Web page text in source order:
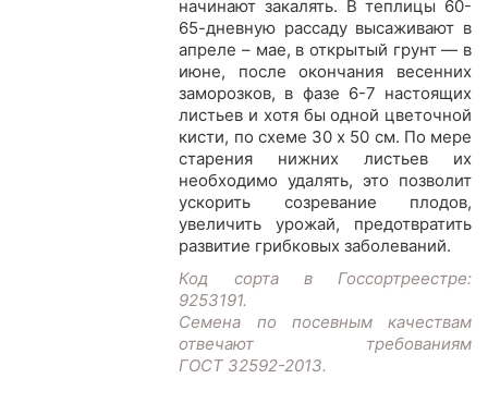
начинают закалять. В теплицы 60-
65-дневную рассаду высаживают в
апреле – мае, в открытый грунт — в
июне, после окончания весенних
заморозков, в фазе 6-7 настоящих
листьев и хотя бы одной цветочной
кисти, по схеме 30 х 50 см. По мере
старения нижних листьев их
необходимо удалять, это позволит
ускорить созревание плодов,
увеличить урожай, предотвратить
развитие грибковых заболеваний.
Код сорта в Госсортреестре:
9253191.
Семена по посевным качествам
отвечают требованиям
ГОСТ 32592-2013.